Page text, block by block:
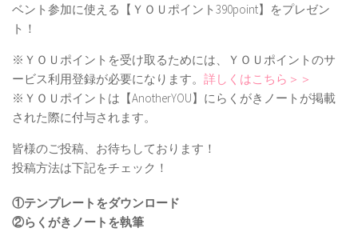
ベント参加に使える【ＹＯＵポイント390point】をプレゼン
ト！
※ＹＯＵポイントを受け取るためには、ＹＯＵポイントのサ
ービス利用登録が必要になります。 詳しくはこちら＞＞
※ＹＯＵポイントは【AnotherYOU】にらくがきノートが掲載
された際に付与されます。
皆様のご投稿、お待ちしております！
投稿方法は下記をチェック！
①テンプレートをダウンロード
②らくがきノートを執筆